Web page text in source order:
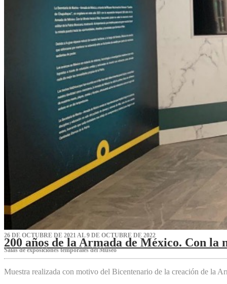
26 DE OCTUBRE DE 2021 AL 9 DE OCTUBRE DE 2022
200 años de la Armada de México. Con la
Salas de exposiciones temporales del Museo‌
Muestra realizada con motivo del Bicentenario de la creación de la